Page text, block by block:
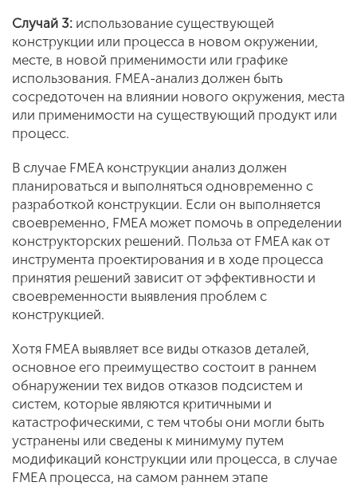
Случай 3: использование существующей
конструкции или процесса в новом окружении,
месте, в новой применимости или графике
использования. FMEA-анализ должен быть
сосредоточен на влиянии нового окружения, места
или применимости на существующий продукт или
процесс.
В случае FMEA конструкции анализ должен
планироваться и выполняться одновременно с
разработкой конструкции. Если он выполняется
своевременно, FMEA может помочь в определении
конструкторских решений. Польза от FMEA как от
инструмента проектирования и в ходе процесса
принятия решений зависит от эффективности и
своевременности выявления проблем с
конструкцией.
Хотя FMEA выявляет все виды отказов деталей,
основное его преимущество состоит в раннем
обнаружении тех видов отказов подсистем и
систем, которые являются критичными и
катастрофическими, с тем чтобы они могли быть
устранены или сведены к минимуму путем
модификаций конструкции или процесса, в случае
FMEA процесса, на самом раннем этапе